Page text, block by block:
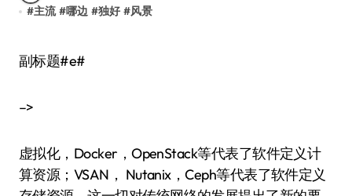
#主流 #哪边 #独好 #风景
副标题#e#
–>
虚拟化，Docker，OpenStack等代表了软件定义计
算资源；VSAN， Nutanix，Ceph等代表了软件定义